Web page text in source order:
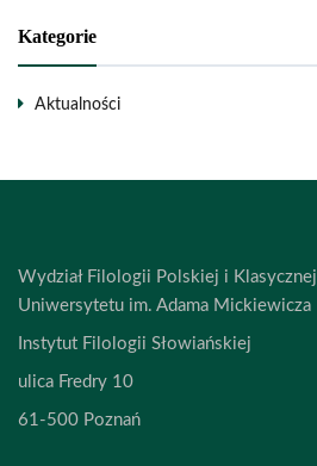
Kategorie
Aktualności
Wydział Filologii Polskiej i Klasycznej
Uniwersytetu im. Adama Mickiewicza
Instytut Filologii Słowiańskiej
ulica Fredry 10
61-500 Poznań